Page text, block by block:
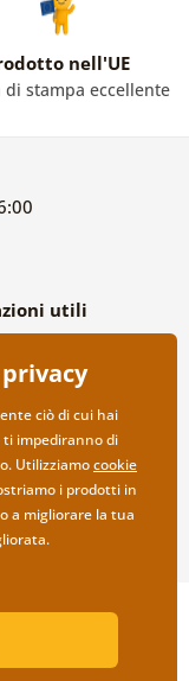
nell'UE
stampa eccellente
utili
all’ingrosso
creato da
ciò di cui hai
impediranno di
Utilizziamocookie
i prodotti in
a migliorare la tua